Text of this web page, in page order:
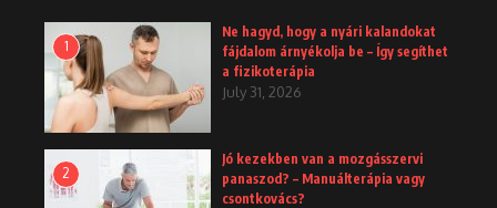
1
Ne hagyd, hogy a nyári kalandokat
fájdalom árnyékolja be – Így segíthet
a fizikoterápia
July 31, 2026
2
Jó kezekben van a mozgásszervi
panaszod? – Manuálterápia vagy
csontkovács?